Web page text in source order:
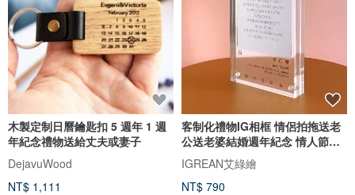
木製定制日曆鑰匙扣 5 週年 1 週
年紀念禮物送給丈夫或妻子
DejavuWood
NT$ 1,111
客制化禮物IG相框 情侶拍拖送老
公送老婆結婚週年紀念 情人節禮
盒
IGREAN艾綠繪
NT$ 790